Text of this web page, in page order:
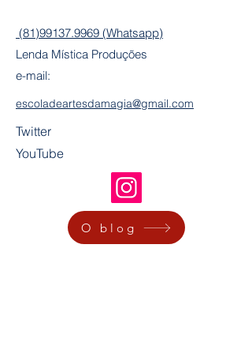
(81)99137.9969 (Whatsapp)
Lenda Mística Produções
e-mail:
escoladeartesdamagia@gmail.com
Twitter
YouTube
O blog